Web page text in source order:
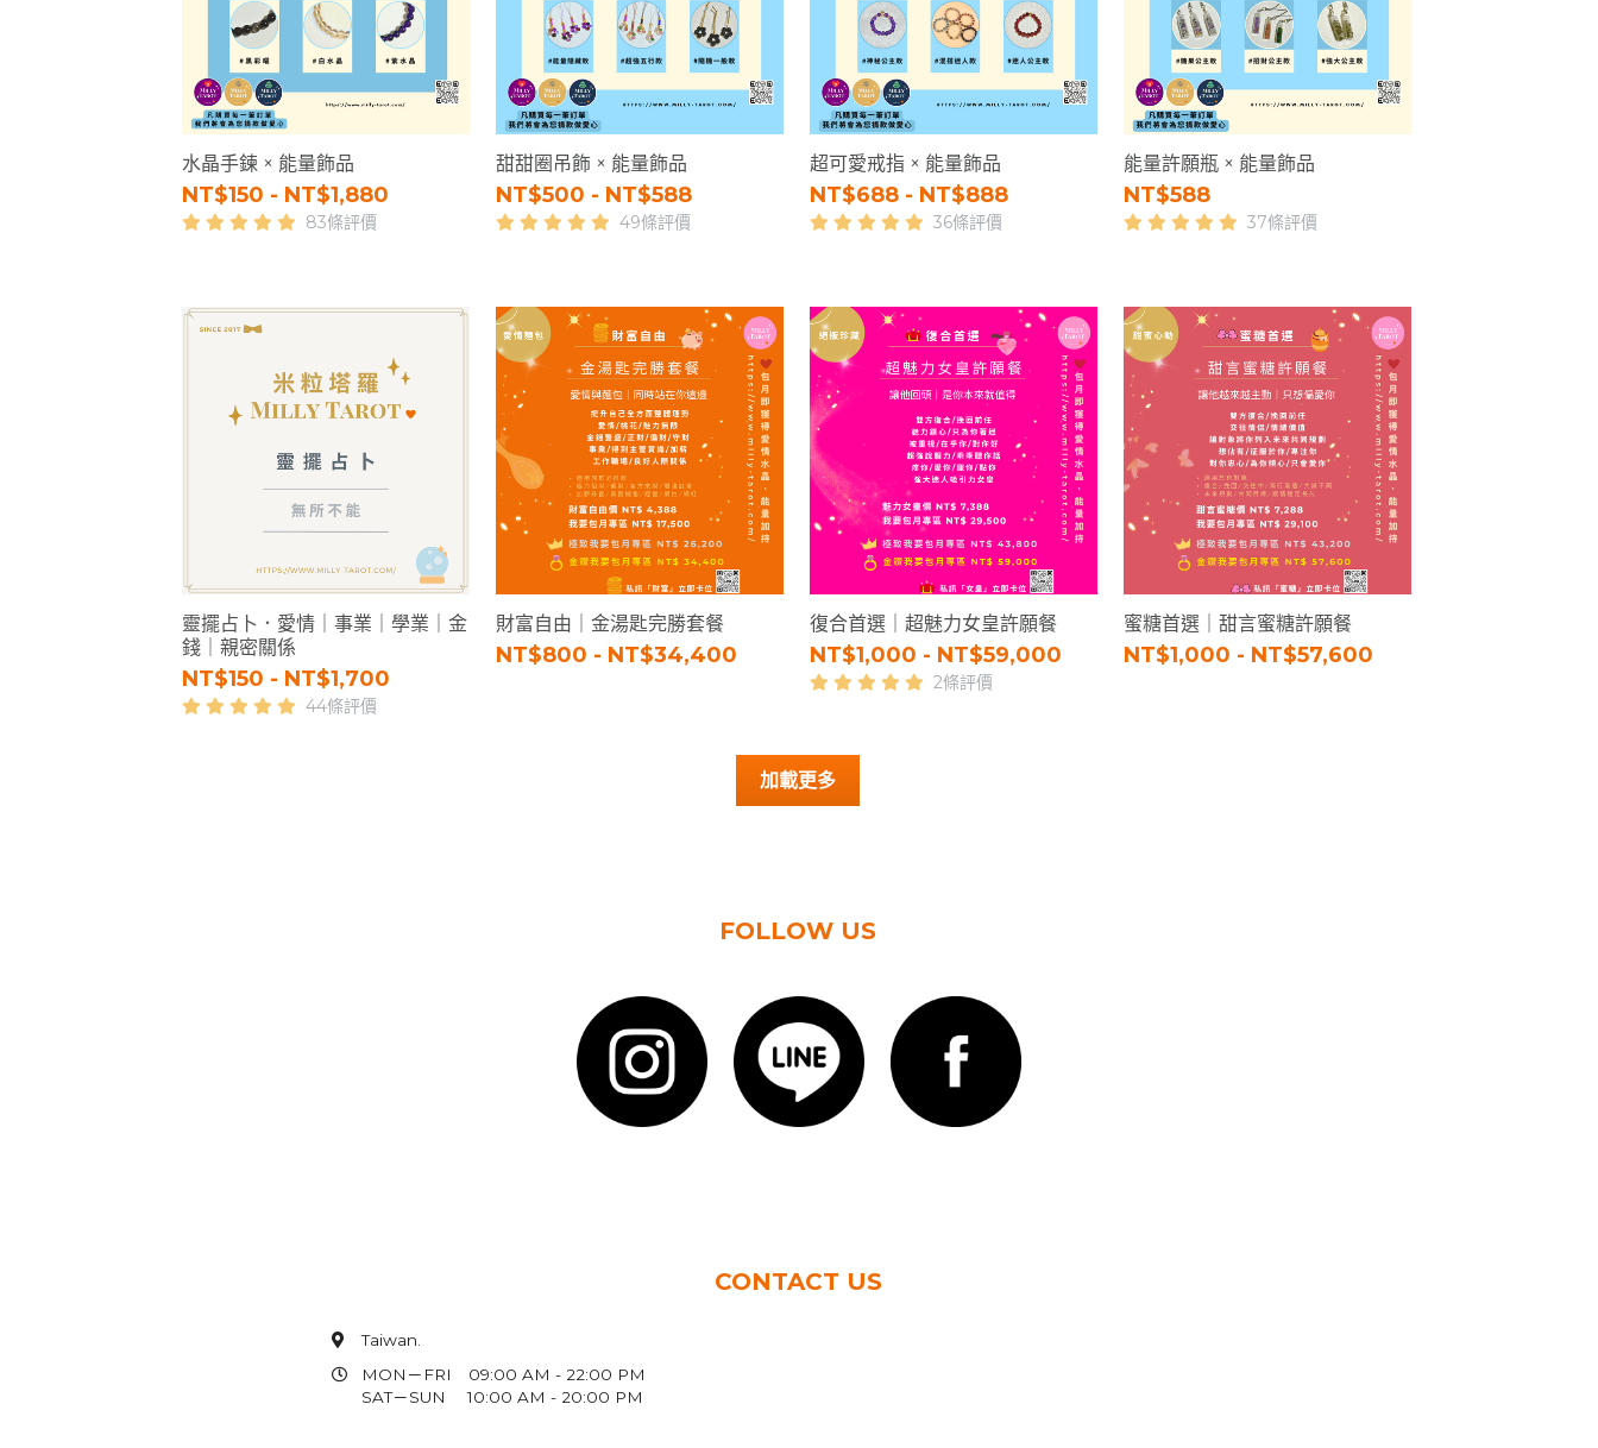
水晶手鍊 × 能量飾品
NT$150 - NT$1,880
83條評價
甜甜圈吊飾 × 能量飾品
NT$500 - NT$588
49條評價
超可愛戒指 × 能量飾品
NT$688 - NT$888
36條評價
能量許願瓶 × 能量飾品
NT$588
37條評價
靈擺占卜．愛情｜事業｜學業｜金
錢｜親密關係
NT$150 - NT$1,700
44條評價
財富自由｜金湯匙完勝套餐
NT$800 - NT$34,400
復合首選｜超魅力女皇許願餐
NT$1,000 - NT$59,000
2條評價
蜜糖首選｜甜言蜜糖許願餐
NT$1,000 - NT$57,600
加載更多
FOLLOW US
CONTACT US
Taiwan.
MON－FRI 09:00 AM - 22:00 PM
SAT－SUN 10:00 AM - 20:00 PM